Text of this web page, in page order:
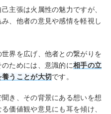
主張は火属性の魅力ですが、
、他者の意見や感情を軽視し
界を広げ、他者との繋がりを
ためには、意識的に相手の立
うことが大切です。
き、その背景にある想いを想
価値観や意見にも耳を傾け、